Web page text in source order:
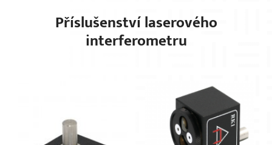
Příslušenství laserového
interferometru